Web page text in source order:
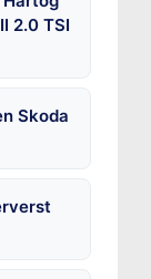
2.0 TSI
Skoda